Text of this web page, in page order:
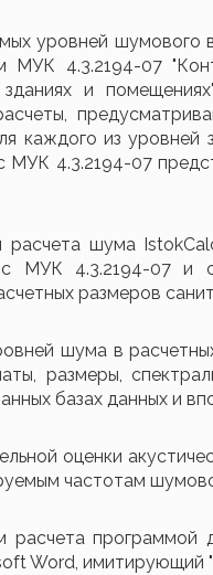
уровней шумового
МУК 4.3.2194-07
зданиях и
каждого из уровней
МУК 4.3.2194-07
шума
с МУК 4.3.2194-07 и
размеров
шума в
размеры,
базах данных и
оценки
частотам
расчета
Word, имитирующий